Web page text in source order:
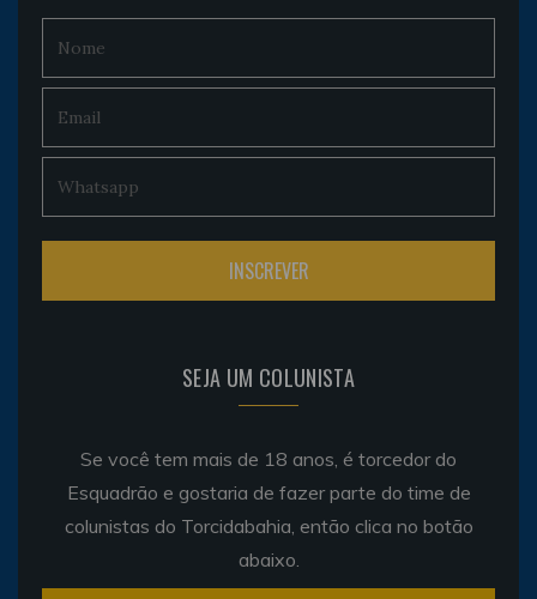
SEJA UM COLUNISTA
Se você tem mais de 18 anos, é torcedor do
Esquadrão e gostaria de fazer parte do time de
colunistas do Torcidabahia, então clica no botão
abaixo.